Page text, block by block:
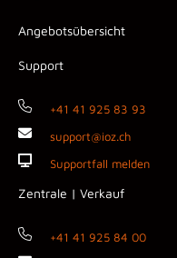
Angebotsübersicht
Support
+41 41 925 83 93
support@ioz.ch
Supportfall melden
Zentrale | Verkauf
+41 41 925 84 00